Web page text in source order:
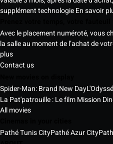
supplément technologieEn savoir
Avec le placement numéroté, vous
la salle au moment de l’achat de
plus
Contact us
Spider-Man: Brand New Day
La Pat'patrouille : Le film Mission
All movies
Pathé Tunis CityPathé Azur City